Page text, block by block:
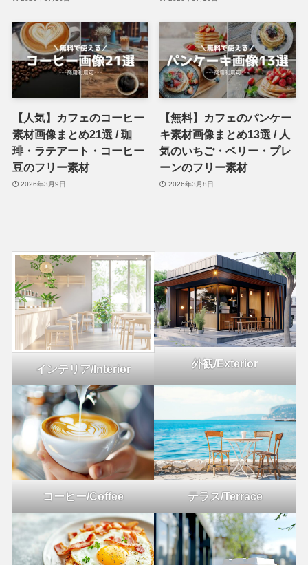
【人気】カフェのコーヒー
素材画像まとめ21選 / 珈
琲・ラテアート・コーヒー
豆のフリー素材
2026年3月9日
【無料】カフェのパンケー
キ素材画像まとめ13選 / 人
気のいちご・ベリー・プレ
ーンのフリー素材
2026年3月8日
インテリア/Interior 外観/Exterior
コーヒー/Coffee テラス/Terrace